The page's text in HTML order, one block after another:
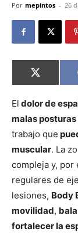
Por mepintos - 26
en
X
(Twitter)
El dolor de
malas
trabajo que
muscular. La
compleja y, por
regulares de
lesiones, Body
movilidad,
fortalecer la